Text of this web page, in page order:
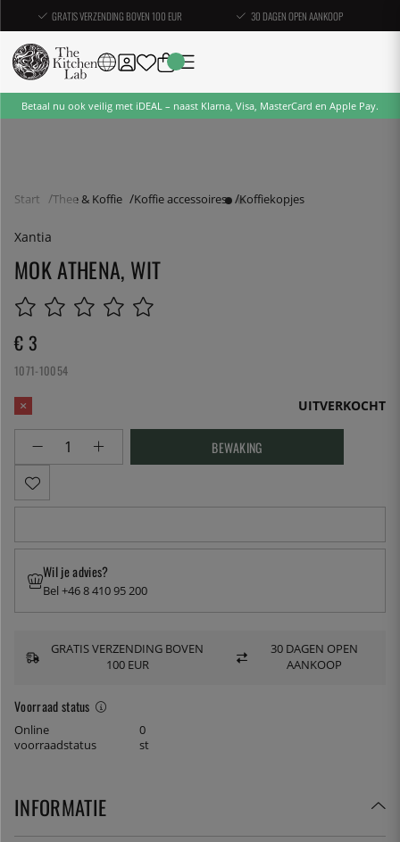
GRATIS VERZENDING BOVEN 100 EUR 30 DAGEN OPEN AANKOOP
Betaal nu ook veilig met iDEAL – naast Klarna, Visa, MasterCard en Apple Pay.
Start Thee & Koffie Koffie accessoires Koffiekopjes
Xantia
MOK ATHENA, WIT
€ 3
1071-10054
UITVERKOCHT
BEWAKING
Voorraad status
Online
voorraadstatus
0
st
Wil je advies?
Bel +46 8 410 95 200
GRATIS VERZENDING BOVEN
100 EUR
30 DAGEN OPEN
AANKOOP
INFORMATIE